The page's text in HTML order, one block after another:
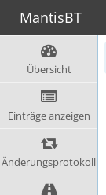
MantisBT
Übersicht
Einträge anzeigen
Änderungsprotokoll